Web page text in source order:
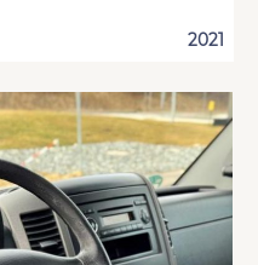
2021